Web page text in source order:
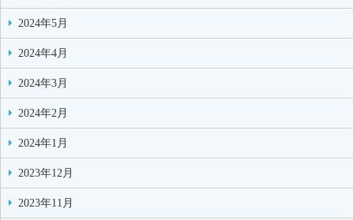
2024年5月
2024年4月
2024年3月
2024年2月
2024年1月
2023年12月
2023年11月